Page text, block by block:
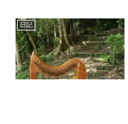
日記